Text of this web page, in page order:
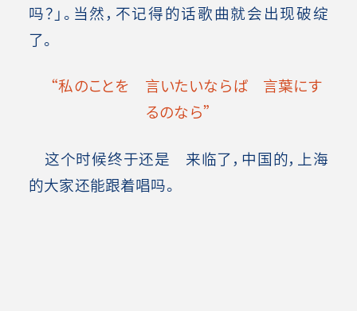
吗？」。当然，不记得的话歌曲就会出现破绽
了。
“私のことを 言いたいならば 言葉にす
るのなら”
这个时候终于还是 来临了，中国的，上海
的大家还能跟着唱吗。